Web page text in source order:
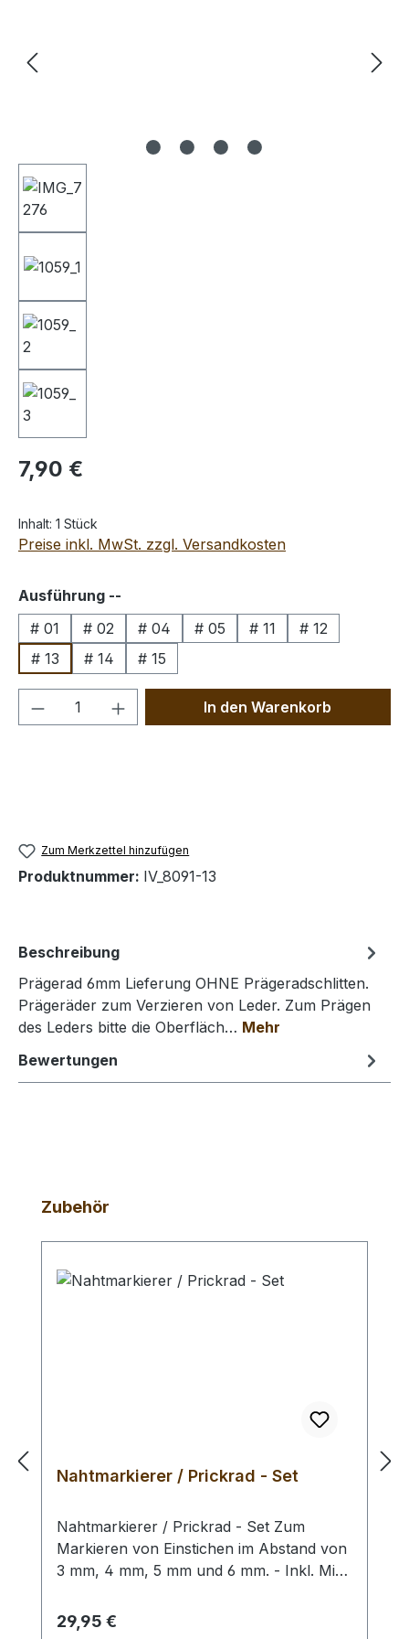
Regulärer Preis:
7,90 €
Inhalt: 1 Stück
Preise inkl. MwSt. zzgl. Versandkosten
Ausführung --
# 01
# 02 # 04 # 05 # 11
# 12
# 13
# 14 # 15
Produkt Anzahl: Gib denIn den Warenkorb
Zum Merkzettel hinzufügen
Produktnummer: IV_8091-13
Beschreibung
Prägerad 6mm Lieferung OHNE Prägeradschlitten.
Prägeräder zum Verzieren von Leder. Zum Prägen
des Leders bitte die Oberfläch… Mehr
Bewertungen
Produktgalerie überspringen
Zubehör
Nahtmarkierer / Prickrad - Set
Nahtmarkierer / Prickrad - Set Zum
Markieren von Einstichen im Abstand von
3 mm, 4 mm, 5 mm und 6 mm. - Inkl. Mini
Markierrädchen.
Regulärer Preis:
29,95 €